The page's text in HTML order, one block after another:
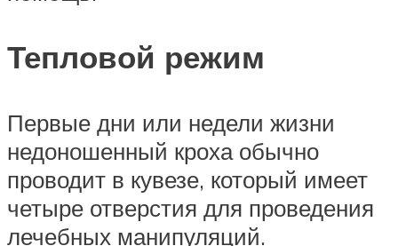
Тепловой режим
Первые дни или недели жизни
недоношенный кроха обычно
проводит в кувезе, который имеет
четыре отверстия для проведения
лечебных манипуляций.